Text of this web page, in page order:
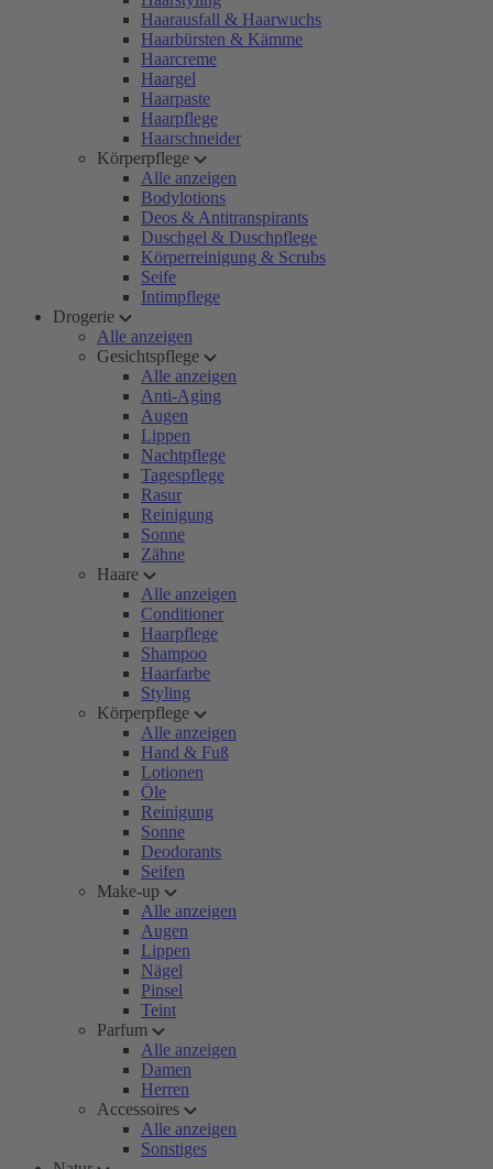
Haarausfall & Haarwuchs
Haarbürsten & Kämme
Haarcreme
Haargel
Haarpaste
Haarpflege
Haarschneider
Körperpflege
Alle anzeigen
Bodylotions
Deos & Antitranspirants
Duschgel & Duschpflege
Körperreinigung & Scrubs
Seife
Intimpflege
Drogerie
Alle anzeigen
Gesichtspflege
Alle anzeigen
Anti-Aging
Augen
Lippen
Nachtpflege
Tagespflege
Rasur
Reinigung
Sonne
Zähne
Haare
Alle anzeigen
Conditioner
Haarpflege
Shampoo
Haarfarbe
Styling
Körperpflege
Alle anzeigen
Hand & Fuß
Lotionen
Öle
Reinigung
Sonne
Deodorants
Seifen
Make-up
Alle anzeigen
Augen
Lippen
Nägel
Pinsel
Teint
Parfum
Alle anzeigen
Damen
Herren
Accessoires
Alle anzeigen
Sonstiges